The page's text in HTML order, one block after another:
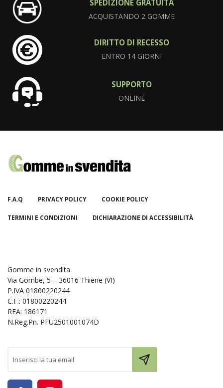
SPEDIZIONE GRATUITA
ACQUISTANDO 2 GOMME
DIRITTO DI RECESSO
ENTRO 14 GIORNI
SUPPORTO
ONLINE
F.A.Q PRIVACY POLICY COOKIE POLICY
TERMINI E CONDIZIONI DICHIARAZIONE DI ACCESSIBILITÀ
Gomme in svendita
Via Gombe, 5 – 36016 Thiene (VI)
P.IVA 01800220244
C.F.: 01800220244
REA: 186171
N.Reg.Pn. PFU2501001074D